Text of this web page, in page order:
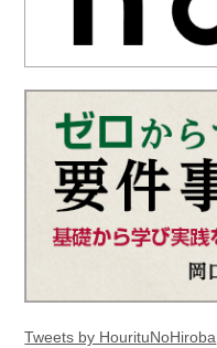
Tweets by HourituNoHiroba